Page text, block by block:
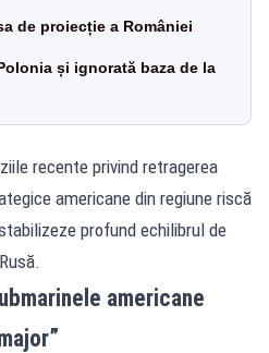
de proiecție a României
și ignorată baza de la
recente privind retragerea
americane din regiune riscă
profund echilibrul de
americane